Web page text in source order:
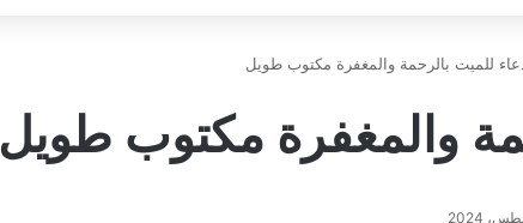
للميت بالرحمة والمغفرة مكتوب طويل
والمغفرة مكتوب طويل